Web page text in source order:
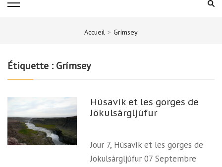
Accueil > Grímsey
Étiquette : Grímsey
Húsavík et les gorges de
Jökulsárgljúfur
Jour 7, Húsavík et les gorges de
Jökulsárgljúfur 07 Septembre